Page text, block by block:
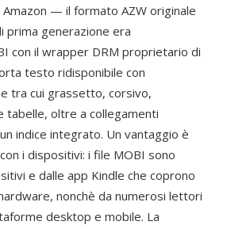
— il formato AZW originale
prima generazione era
con il wrapper DRM proprietario di
testo ridisponibile con
tra cui grassetto, corsivo,
tabelle, oltre a collegamenti
indice integrato. Un vantaggio è
i dispositivi: i file MOBI sono
e dalle app Kindle che coprono
nonchè da numerosi lettori
desktop e mobile. La